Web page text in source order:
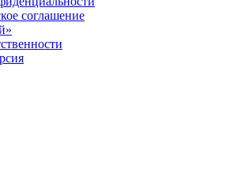
соглашение